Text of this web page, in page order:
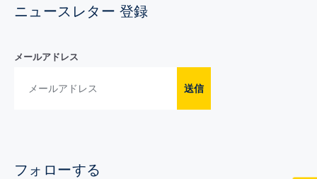
ニュースレター 登録
メールアドレス
送信
フォローする